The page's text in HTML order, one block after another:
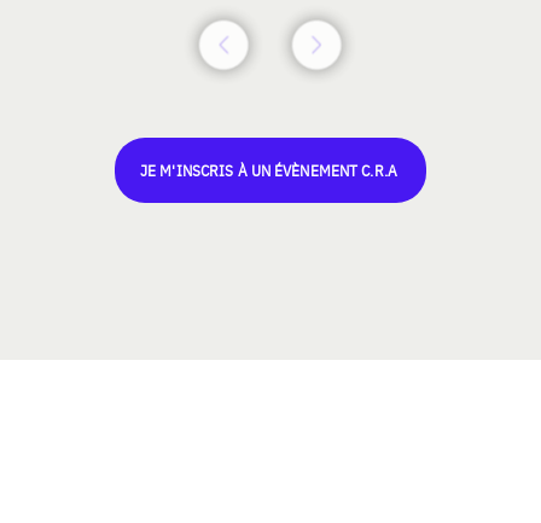
JE M'INSCRIS À UN ÉVÈNEMENT C.R.A